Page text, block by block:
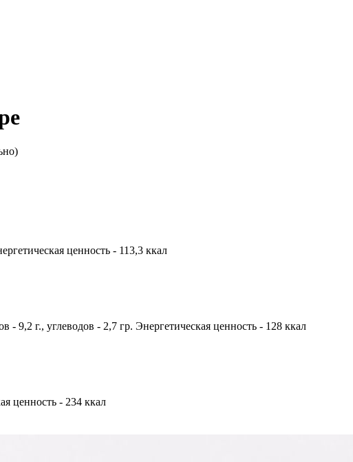
ценность - 113,3 ккал
9,2 г., углеводов - 2,7 гр. Энергетическая ценность - 128 ккал
ценность - 234 ккал